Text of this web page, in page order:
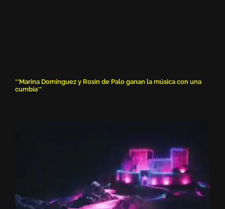
**Marina Domínguez y Rosin de Palo ganan la música con una
cumbia**